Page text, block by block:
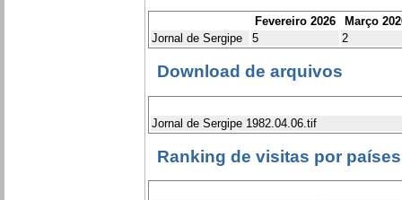
Fevereiro 2026
Março
Jornal de Sergipe
5 2
Download de arquivos
Jornal de Sergipe 1982.04.06.tif
Ranking de visitas por países